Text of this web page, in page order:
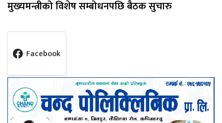
मुख्यमन्त्रीको विशेष सम्बोधनपछि बैठक सुचारु
Facebook